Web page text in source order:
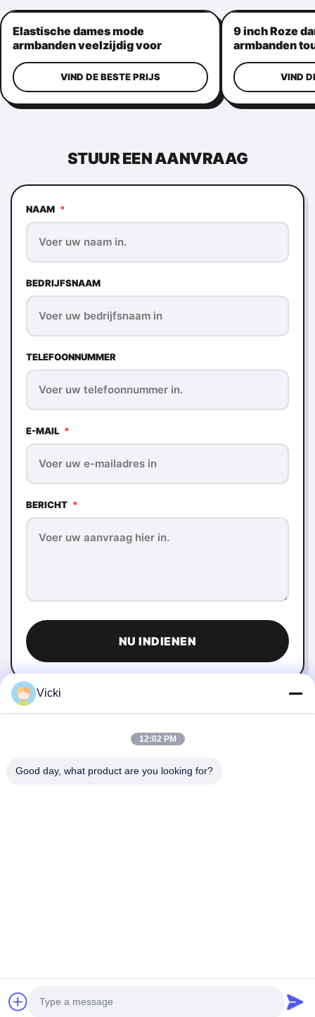
Elastische dames mode
armbanden veelzijdig voor
buitenactiviteiten
VIND DE BESTE PRIJS
9 inch Roze
armbanden
herbruikbaar
VIND
STUUR EEN AANVRAAG
NAAM *
BEDRIJFSNAAM
TELEFOONNUMMER
E-MAIL *
BERICHT *
NU INDIENEN
© 2026 RICHSTAR (SHENZHEN) LIMITED. ALL RIGHTS RESERVED.
Vicki
12:02 PM
Good day, what product are you looking for?